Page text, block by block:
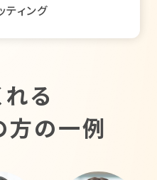
ティング
れる
方の一例